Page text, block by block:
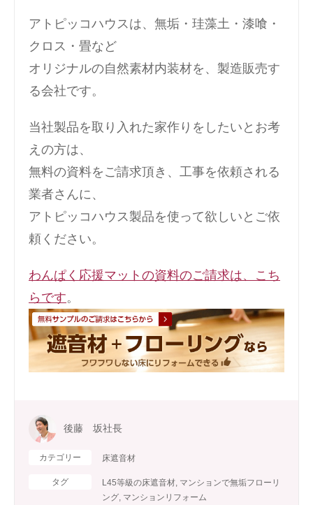
アトピッコハウスは、無垢・珪藻土・漆喰・
クロス・畳など
オリジナルの自然素材内装材を、製造販売す
る会社です。
当社製品を取り入れた家作りをしたいとお考
えの方は、
無料の資料をご請求頂き、工事を依頼される
業者さんに、
アトピッコハウス製品を使って欲しいとご依
頼ください。
わんぱく応援マットの資料のご請求は、こち
らです。
後藤 坂社長
カテゴリー 床遮音材
タグ L45等級の床遮音材, マンションで無垢フローリ
ング, マンションリフォーム